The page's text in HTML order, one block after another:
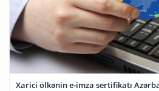
Xarici ölkənin e-imza sertifikatı